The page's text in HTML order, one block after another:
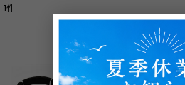
1件
バインド線・黒
2,200 円～3,500円(税
(税込 2,420円～3,850